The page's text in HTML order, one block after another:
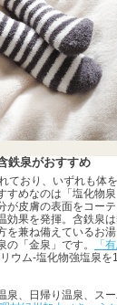
鉄泉がおすすめ
ており、いずれも体
すめなのは「塩化物
が皮膚の表面をコー
効果を発揮。含鉄泉
を兼ね備えているお
「金泉」です。
「
ウム-塩化物強塩泉
泉、日帰り温泉、ス